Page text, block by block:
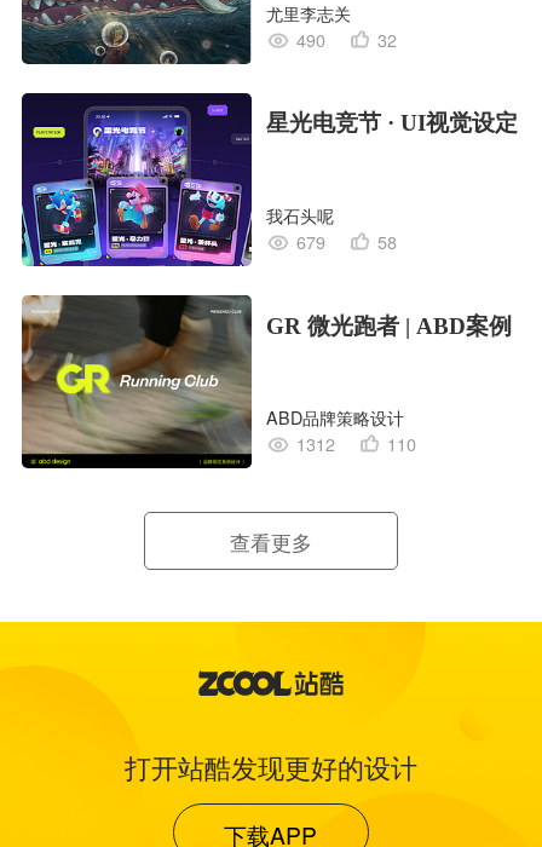
尤里李志关
490
32
星光电竞节 · UI视觉设定
我石头呢
679
58
GR 微光跑者 | ABD案例
ABD品牌策略设计
1312
110
查看更多
打开站酷发现更好的设计
下载APP